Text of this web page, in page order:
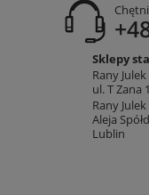
Sklepy
Rany
ul. T Zana
Rany
Aleja
Lublin